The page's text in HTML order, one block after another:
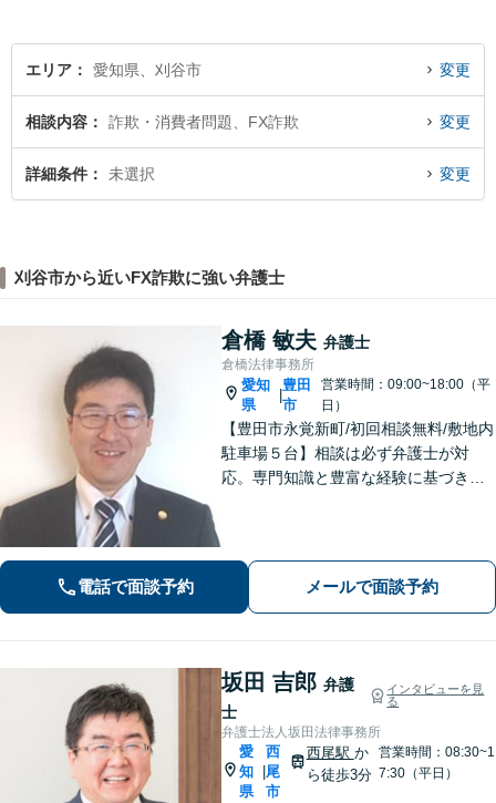
エリア 愛知県、刈谷市 変更
相談内容 詐欺・消費者問題、FX詐欺 変更
詳細条件 未選択 変更
刈谷市から近いFX詐欺に強い弁護士
倉橋 敏夫 弁護士
倉橋法律事務所
愛知
県
|
豊田
市
営業時間：09:00~18:00（平
日）
【豊田市永覚新町/初回相談無料/敷地内
駐車場５台】相談は必ず弁護士が対
応。専門知識と豊富な経験に基づき、
ります。明確な基準を説明します。
電話で面談予約 メールで面談予約
坂田 吉郎 弁護
士
インタビューを見
る
弁護士法人坂田法律事務所
愛
知
県
西
尾
市
西尾駅 か
ら徒歩3分
営業時間：08:30~1
7:30（平日）